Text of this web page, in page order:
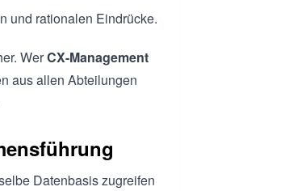
und rationalen Eindrücke.
WerCX-Management
aus allen Abteilungen
Datenbasis zugreifen